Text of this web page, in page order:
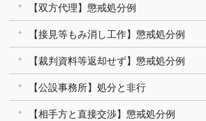
【双方代理】懲戒処分例
【接見等もみ消し工作】懲戒処分例
【裁判資料等返却せず】懲戒処分例
【公設事務所】処分と非行
【相手方と直接交渉】懲戒処分例